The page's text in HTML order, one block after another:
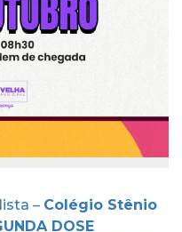
– Colégio Stênio
DOSE